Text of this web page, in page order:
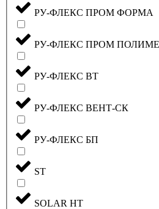
РУ-ФЛЕКС ПРОМ ФОРМА
РУ-ФЛЕКС ПРОМ
РУ-ФЛЕКС ВТ
РУ-ФЛЕКС ВЕНТ-СК
РУ-ФЛЕКС БП
ST
SOLAR HT